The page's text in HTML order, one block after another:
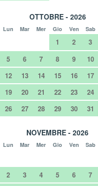
OTTOBRE - 2026
Lun Mar Mer Gio Ven Sab
1 2 3
5
6 7 8 9 10
12
13 14 15 16 17
19
20 21 22 23 24
26
27 28 29 30 31
NOVEMBRE - 2026
Lun Mar Mer Gio Ven Sab
2
3 4 5 6 7